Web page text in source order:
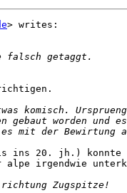
> writes:
ins 20. jh.) konnte
irgendwie